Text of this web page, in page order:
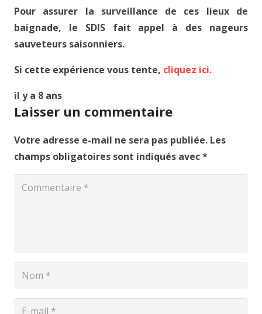
Pour assurer la surveillance de ces lieux de
baignade, le SDIS fait appel à des nageurs
sauveteurs saisonniers.
Si cette expérience vous tente, cliquez ici.
il y a 8 ans
Laisser un commentaire
Votre adresse e-mail ne sera pas publiée. Les
champs obligatoires sont indiqués avec*